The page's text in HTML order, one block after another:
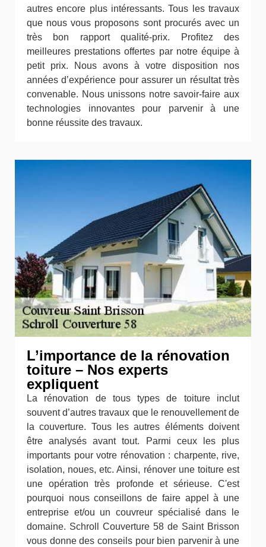
autres encore plus intéressants. Tous les travaux
que nous vous proposons sont procurés avec un
très bon rapport qualité-prix. Profitez des
meilleures prestations offertes par notre équipe à
petit prix. Nous avons à votre disposition nos
années d’expérience pour assurer un résultat très
convenable. Nous unissons notre savoir-faire aux
technologies innovantes pour parvenir à une
bonne réussite des travaux.
L’importance de la rénovation
toiture – Nos experts
expliquent
La rénovation de tous types de toiture inclut
souvent d’autres travaux que le renouvellement de
la couverture. Tous les autres éléments doivent
être analysés avant tout. Parmi ceux les plus
importants pour votre rénovation : charpente, rive,
isolation, noues, etc. Ainsi, rénover une toiture est
une opération très profonde et sérieuse. C'est
pourquoi nous conseillons de faire appel à une
entreprise et/ou un couvreur spécialisé dans le
domaine. Schroll Couverture 58 de Saint Brisson
vous donne des conseils pour bien parvenir à une